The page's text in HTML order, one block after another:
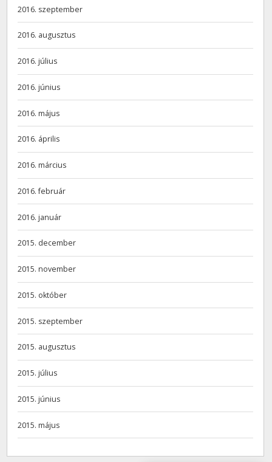
2016. szeptember
2016. augusztus
2016. július
2016. június
2016. május
2016. április
2016. március
2016. február
2016. január
2015. december
2015. november
2015. október
2015. szeptember
2015. augusztus
2015. július
2015. június
2015. május